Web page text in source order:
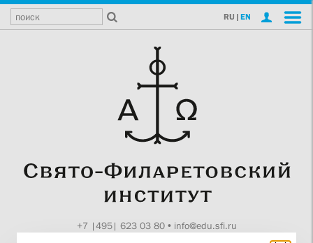
RU | EN
+7 |495| 623 03 80• info@edu.sfi.ru